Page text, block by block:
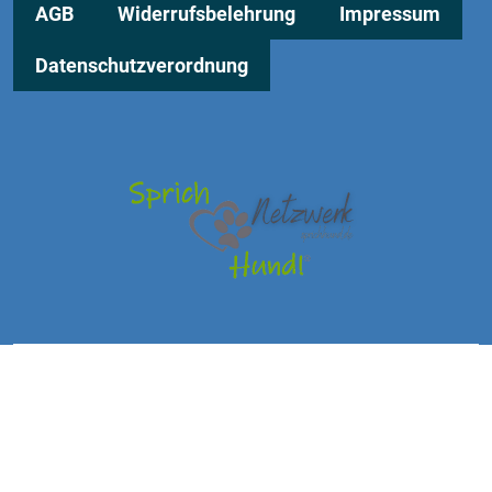
AGB Widerrufsbelehrung Impressum
Datenschutzverordnung